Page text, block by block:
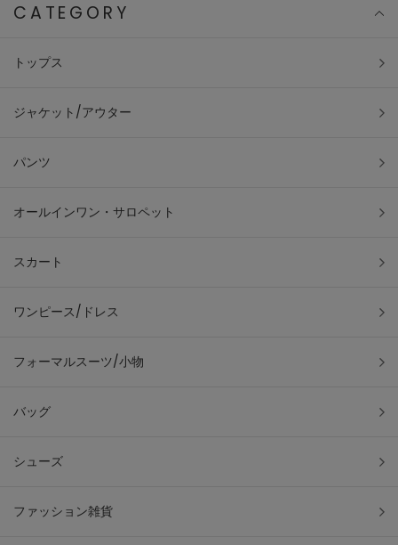
CATEGORY
トップス
ジャケット/アウター
パンツ
オールインワン・サロペット
スカート
ワンピース/ドレス
フォーマルスーツ/小物
バッグ
シューズ
ファッション雑貨